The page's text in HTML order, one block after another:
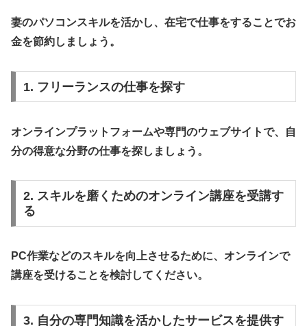
妻のパソコンスキルを活かし、在宅で仕事をすることでお
金を節約しましょう。
1. フリーランスの仕事を探す
オンラインプラットフォームや専門のウェブサイトで、自
分の得意な分野の仕事を探しましょう。
2. スキルを磨くためのオンライン講座を受講す
る
PC作業などのスキルを向上させるために、オンラインで
講座を受けることを検討してください。
3. 自分の専門知識を活かしたサービスを提供す